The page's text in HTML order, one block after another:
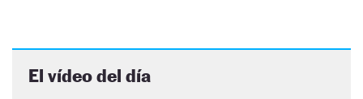
El vídeo del día